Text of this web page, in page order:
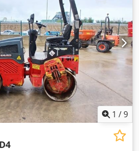
del trabajo, proporcionando
y apisonamiento líderes del
o medianas, en trabajos de
de transporte como
de edificios. El rodillo
BW216 D5 tiene un peso de
de tambor de 2,13 m. precio:
Ancho de tambor: 2.130 mm
mm Capacidad de depósito:
Nsderf Amplitud: 2,10/1,10 mm CE
1 /9